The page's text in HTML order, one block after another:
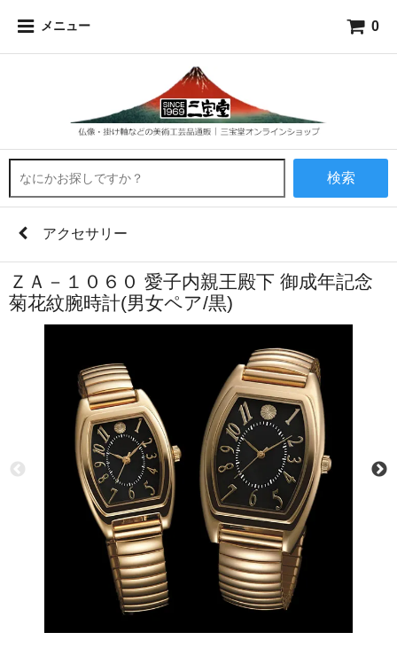
メニュー 0
検索
アクセサリー
ＺＡ－１０６０ 愛子内親王殿下 御成年記念
菊花紋腕時計(男女ペア/黒)